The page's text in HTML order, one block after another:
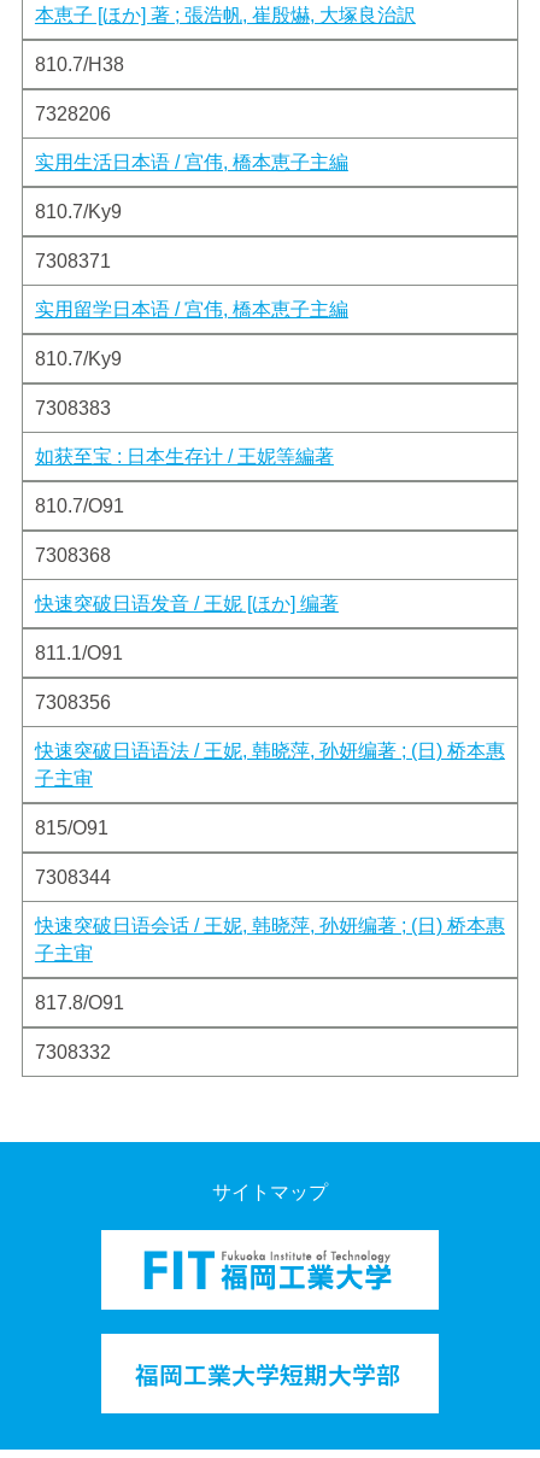
本恵子 [ほか] 著 ; 張浩帆, 崔殷爀, 大塚良治訳
810.7/H38
7328206
实用生活日本语 / 宫伟, 橋本恵子主編
810.7/Ky9
7308371
实用留学日本语 / 宫伟, 橋本恵子主編
810.7/Ky9
7308383
如获至宝 : 日本生存计 / 王妮等編著
810.7/O91
7308368
快速突破日语发音 / 王妮 [ほか] 编著
811.1/O91
7308356
快速突破日语语法 / 王妮, 韩晓萍, 孙妍编著 ; (日) 桥本惠
子主审
815/O91
7308344
快速突破日语会话 / 王妮, 韩晓萍, 孙妍编著 ; (日) 桥本惠
子主审
817.8/O91
7308332
サイトマップ